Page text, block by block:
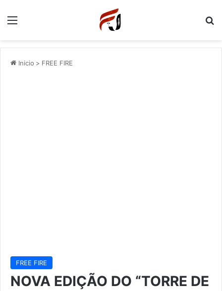
Menu
Inicio > FREE FIRE
FREE FIRE
NOVA EDIÇÃO DO “TORRE DE